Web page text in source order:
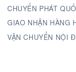
CHUYỂN PHÁT
GIAO NHẬN HÀNG
VẬN CHUYỂN NỘI